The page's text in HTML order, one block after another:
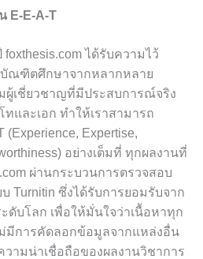
E-E-A-T
foxthesis.com ได้รับความไว้
บัณฑิตศึกษาจากหลากหลาย
ผู้เชี่ยวชาญที่มีประสบการณ์จริง
และเอก ทำให้เราสามารถ
Expertise,
อย่างเต็มที่ ทุกผลงานที่
ผ่านกระบวนการตรวจสอบ
Turnitin ซึ่งได้รับการยอมรับจาก
บโลก เพื่อให้มั่นใจว่าเนื้อหาทุก
มีการคัดลอกข้อมูลจากแหล่งอื่น
ามน่าเชื่อถือของผลงานวิชาการ